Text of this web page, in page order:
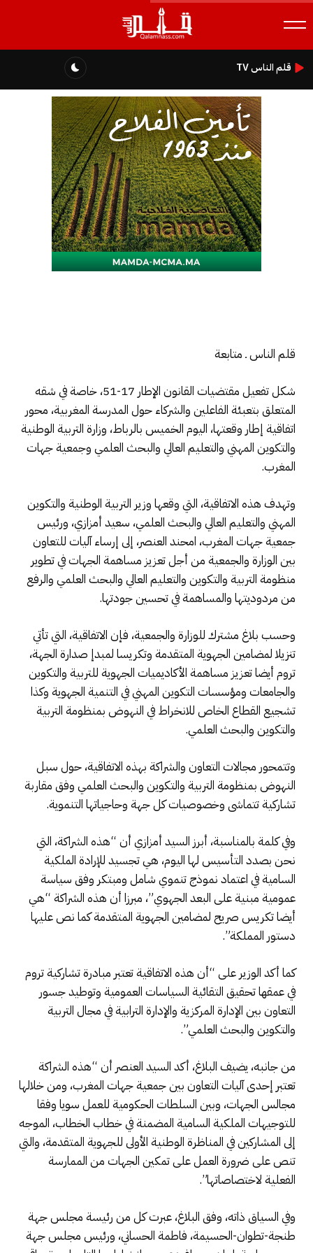
قلم الناس TV
قلم الناس ـ متابعة
شكل تفعيل مقتضيات القانون الإطار 17-51، خاصة في شقه
المتعلق بتعبئة الفاعلين والشركاء حول المدرسة المغربية، محور
اتفاقية إطار وقعتها، اليوم الخميس بالرباط، وزارة التربية الوطنية
والتكوين المهني والتعليم العالي والبحث العلمي وجمعية جهات
المغرب.
وتهدف هذه الاتفاقية، التي وقعها وزير التربية الوطنية والتكوين
المهني والتعليم العالي والبحث العلمي، سعيد أمزازي، ورئيس
جمعية جهات المغرب، امحند العنصر، إلى إرساء آليات للتعاون
بين الوزارة والجمعية من أجل تعزيز مساهمة الجهات في تطوير
منظومة التربية والتكوين والتعليم العالي والبحث العلمي والرفع
من مردوديتها والمساهمة في تحسين جودتها.
وحسب بلاغ مشترك للوزارة والجمعية، فإن الاتفاقية، التي تأتي
تنزيلا لمضامين الجهوية المتقدمة وتكريسا لمبدإ صدارة الجهة،
تروم أيضا تعزيز مساهمة الأكاديميات الجهوية للتربية والتكوين
والجامعات ومؤسسات التكوين المهني في التنمية الجهوية وكذا
تشجيع القطاع الخاص للانخراط في النهوض بمنظومة التربية
والتكوين والبحث العلمي.
وتتمحور مجالات التعاون والشراكة بهذه الاتفاقية، حول سبل
النهوض بمنظومة التربية والتكوين والبحث العلمي وفق مقاربة
تشاركية تتماشى وخصوصيات كل جهة وحاجياتها التنموية.
وفي كلمة بالمناسبة، أبرز السيد أمزازي أن “هذه الشراكة، التي
نحن بصدد التأسيس لها اليوم، هي تجسيد للإرادة الملكية
السامية في اعتماد نموذج تنموي شامل ومبتكر وفق سياسة
عمومية مبنية على البعد الجهوي”، مبرزا أن هذه الشراكة “هي
أيضا تكريس صريح لمضامين الجهوية المتقدمة كما نص عليها
دستور المملكة”.
كما أكد الوزير على “أن هذه الاتفاقية تعتبر مبادرة تشاركية تروم
في عمقھا تحقيق التقائية السياسات العمومية وتوطيد جسور
التعاون بين الإدارة المركزية والإدارة الترابية في مجال التربية
والتكوين والبحث العلمي”.
من جانبه، يضيف البلاغ، أكد السيد العنصر أن “هذه الشراكة
تعتبر إحدى آليات التعاون بين جمعية جهات المغرب، ومن خلالها
مجالس الجهات، وبين السلطات الحكومية للعمل سويا وفقا
للتوجيهات الملكية السامية المضمنة في خطاب الخطاب، الموجه
إلى المشاركين في المناظرة الوطنية الأولى للجهوية المتقدمة، والتي
تنص على ضرورة العمل على تمكين الجهات من الممارسة
الفعلية لاختصاصاتها”.
وفي السياق ذاته، وفق البلاغ، عبرت كل من رئيسة مجلس جهة
طنجة-تطوان-الحسيمة، فاطمة الحساني، ورئيس مجلس جهة